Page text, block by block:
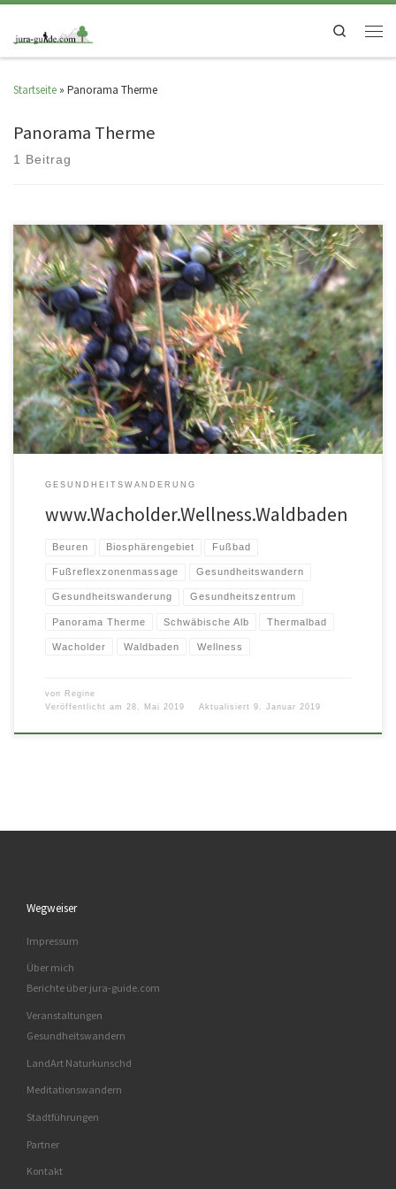
Search
Startseite » Panorama Therme
Panorama Therme
1 Beitrag
Gönnen Sie sich und Ihrem Körper eine Auszeit in der Biosphärenwoche.
Lassen Sie sich entführen zu einer meditativen Wanderung im […]
GESUNDHEITSWANDERUNG
www.Wacholder.Wellness.Waldbaden
Beuren Biosphärengebiet Fußbad
Fußreflexzonenmassage Gesundheitswandern
Gesundheitswanderung Gesundheitszentrum
Panorama Therme Schwäbische Alb Thermalbad
Wacholder Waldbaden Wellness
von Regine
Veröffentlicht am 28. Mai 2019 Aktualisiert 9. Januar 2019
Wegweiser
Impressum
Über mich
Berichte über jura-guide.com
Veranstaltungen
Gesundheitswandern
LandArt Naturkunschd
Meditationswandern
Stadtführungen
Partner
Kontakt